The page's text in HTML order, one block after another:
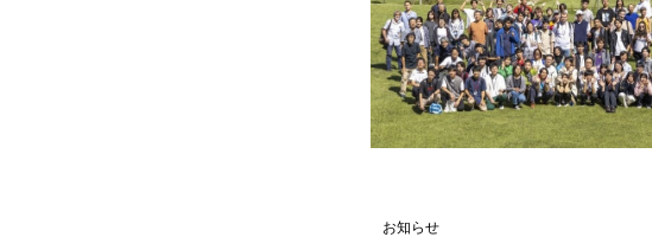
お知らせ